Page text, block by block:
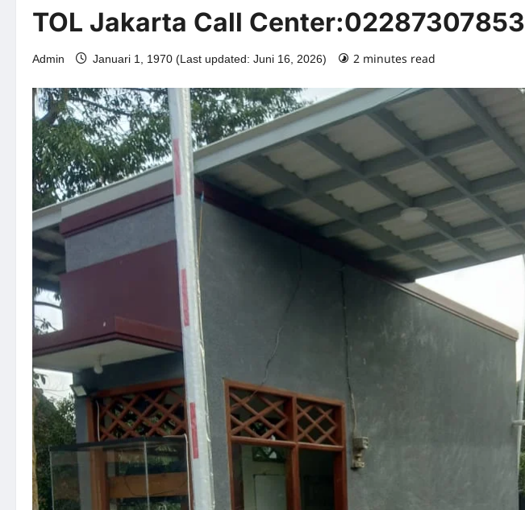
TOL Jakarta Call Center:02287307853
Admin Januari 1, 1970 (Last updated: Juni 16, 2026) 2 minutes read